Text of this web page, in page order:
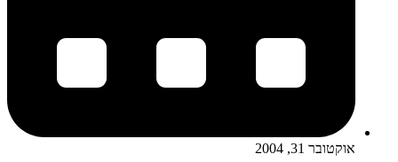
אוקטובר 31, 2004